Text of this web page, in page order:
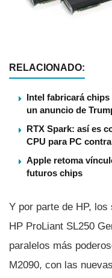
RELACIONADO:
Intel fabricará
un anuncio de
RTX Spark: así es
CPU para PC
Apple retoma
futuros chips
Y por parte de HP,
HP ProLiant SL250
paralelos más
M2090, con las